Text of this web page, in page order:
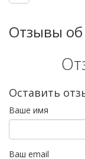
Отзывы об
Оставить
Ваше имя
Ваш email